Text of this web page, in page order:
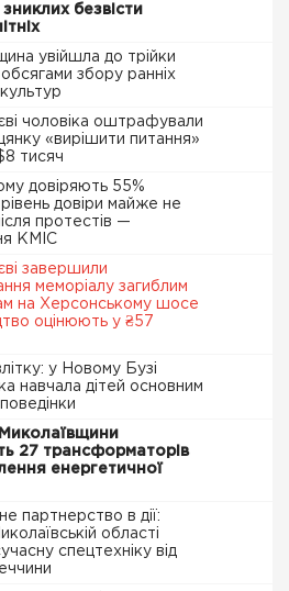
зниклих безвісти
увійшла до трійки
обсягами збору ранніх
чоловіка оштрафували
«вирішити питання»
тисяч
довіряють 55%
рівень довіри майже не
протестів —
КМІС
завершили
меморіалу загиблим
на Херсонському шосе
оцінюють у ₴57
у Новому Бузі
навчала дітей основним
27 трансформаторів
енергетичної
партнерство в дії:
області
спецтехніку від